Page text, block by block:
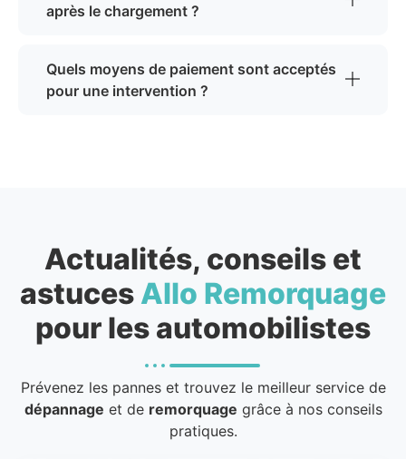
après le chargement ?
Quels moyens de paiement sont acceptés
pour une intervention ?
Actualités, conseils et
astuces Allo Remorquage
pour les automobilistes
Prévenez les pannes et trouvez le meilleur service de
dépannage et de remorquage grâce à nos conseils
pratiques.